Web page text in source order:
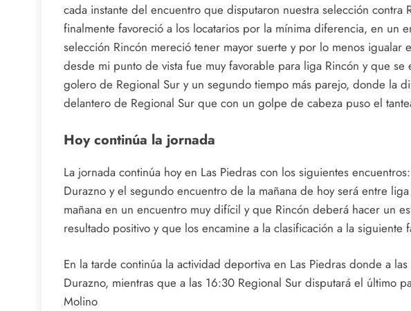
cada instante del encuentro que disputaron nuestra selección contra
finalmente favoreció a los locatarios por la mínima diferencia, en un
selección Rincón mereció tener mayor suerte y por lo menos
desde mi punto de vista fue muy favorable para liga Rincón y que se
golero de Regional Sur y un segundo tiempo más parejo, donde la
delantero de Regional Sur que con un golpe de cabeza puso el
Hoy continúa la jornada
La jornada continúa hoy en Las Piedras con los siguientes
Durazno y el segundo encuentro de la mañana de hoy será entre
mañana en un encuentro muy difícil y que Rincón deberá hacer un
resultado positivo y que los encamine a la clasificación a la siguiente
En la tarde continúa la actividad deportiva en Las Piedras donde a
Durazno, mientras que a las 16:30 Regional Sur disputará el último
Molino